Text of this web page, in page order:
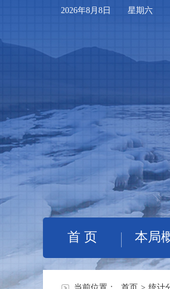
2026年8月8日 星期六
首 页 本局